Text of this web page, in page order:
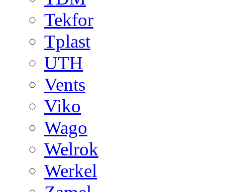
Tekfor
Tplast
UTH
Vents
Viko
Wago
Welrok
Werkel